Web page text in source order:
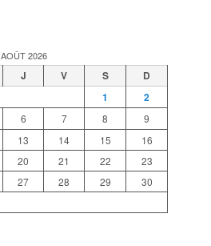
AOÛT 2026
J V S
D
1
2
6 7 8
9
13 14 15
16
20 21 22
23
27 28 29
30